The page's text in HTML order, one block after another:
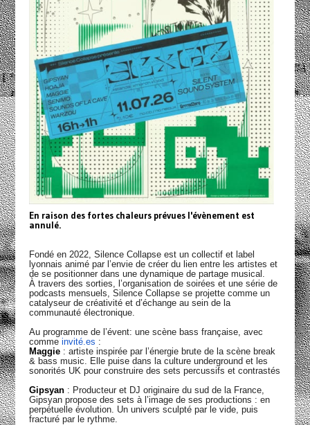
En raison des fortes chaleurs prévues l'évènement est
annulé.
Fondé en 2022, Silence Collapse est un collectif et label
lyonnais animé par l’envie de créer du lien entre les artistes et
de se positionner dans une dynamique de partage musical.
À travers des sorties, l’organisation de soirées et une série de
podcasts mensuels, Silence Collapse se projette comme un
catalyseur de créativité et d’échange au sein de la
communauté électronique.
Au programme de l’évent: une scène bass française, avec
comme invité.es :
Maggie : artiste inspirée par l’énergie brute de la scène break
& bass music. Elle puise dans la culture underground et les
sonorités UK pour construire des sets percussifs et contrastés
Gipsyan: Producteur et DJ originaire du sud de la France,
Gipsyan propose des sets à l’image de ses productions : en
perpétuelle évolution. Un univers sculpté par le vide, puis
fracturé par le rythme.